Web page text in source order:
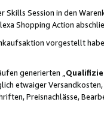
Session in den
Shopping Action
vorgestellt
generierten „
etwaiger
Preisnachlässe,